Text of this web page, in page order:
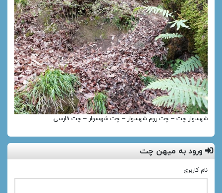
ورود به میهن چت
نام کاربری
شهسوار چت – چت روم شهسوار – چت شهسوار – چت فارسی